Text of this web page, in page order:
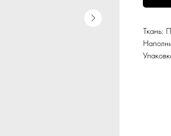
Ткань: